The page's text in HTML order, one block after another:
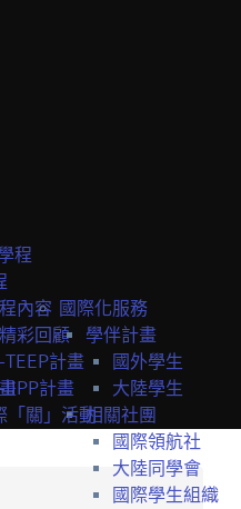
程
內容
彩回顧
計畫
計畫
國際化服務
學伴計畫
國外學生
大陸學生
相關社團
國際領航社
大陸同學會
國際學生組織
「關」活動